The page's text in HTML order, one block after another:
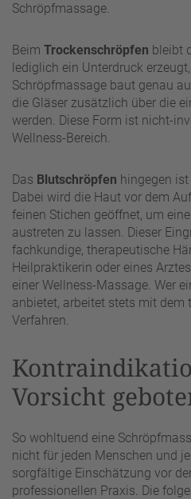
Schröpfmassage.
Beim Trockenschröpfen bleibt
lediglich ein Unterdruck
Schröpfmassage baut genau
die Gläser zusätzlich über die
werden. Diese Form ist nicht-
Wellness-Bereich.
Das Blutschröpfen hingegen
Dabei wird die Haut vor dem
feinen Stichen geöffnet, um
austreten zu lassen. Dieser
fachkundige, therapeutische
Heilpraktikerin oder eines
einer Wellness-Massage. Wer
anbietet, arbeitet stets mit dem
Verfahren.
Vorsicht
So wohltuend eine
nicht für jeden Menschen und
sorgfältige Einschätzung vor
professionellen Praxis. Die